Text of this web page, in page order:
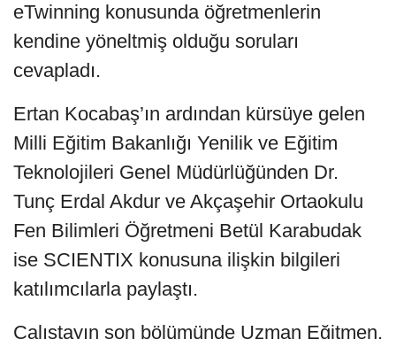
eTwinning konusunda öğretmenlerin
kendine yöneltmiş olduğu soruları
cevapladı.
Ertan Kocabaş’ın ardından kürsüye gelen
Milli Eğitim Bakanlığı Yenilik ve Eğitim
Teknolojileri Genel Müdürlüğünden Dr.
Tunç Erdal Akdur ve Akçaşehir Ortaokulu
Fen Bilimleri Öğretmeni Betül Karabudak
ise SCIENTIX konusuna ilişkin bilgileri
katılımcılarla paylaştı.
Çalıştayın son bölümünde Uzman Eğitmen,